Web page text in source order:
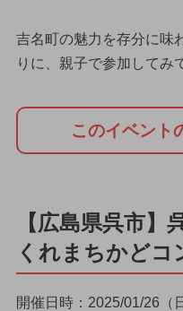
吉名町の魅力を存分に味
りに、親子で参加してみ
このイベント
【広島県呉市】
くれまちかど
開催日時：2025/01/26（